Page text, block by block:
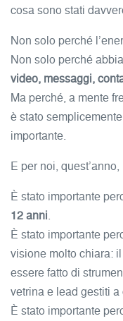
cosa sono stati
Non solo perché
Non solo perché
video, messaggi,
Ma perché, a mente
è stato
importante.
E per noi,
È stato importante
12 anni.
È stato importante
visione molto chiara: il
essere fatto di
vetrina e lead gestiti
È stato importante